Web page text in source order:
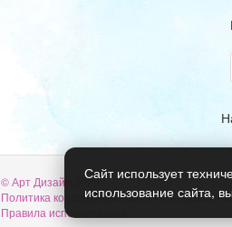
© Арт Дизайн 2026
Политика конфиденциальности и
Правила использования
Сайт использует
использование сайта,